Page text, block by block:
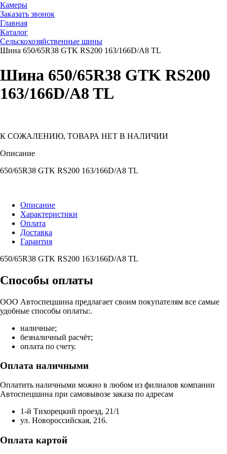
Камеры
Заказать звонок
Главная
Каталог
Сельскохозяйственные шины
Шина 650/65R38 GTK RS200 163/166D/A8 TL
Шина 650/65R38 GTK RS200
163/166D/A8 TL
К СОЖАЛЕНИЮ, ТОВАРА НЕТ В НАЛИЧИИ
Описание
650/65R38 GTK RS200 163/166D/A8 TL
Описание
Характеристики
Оплата
Доставка
Гарантия
650/65R38 GTK RS200 163/166D/A8 TL
Способы оплаты
ООО Автоспецшина предлагает своим покупателям все самые
удобные способы оплаты:.
наличные;
безналичный расчёт;
оплата по счету.
Оплата наличными
Оплатить наличными можно в любом из филиалов компании
Автоспецшина при самовывозе заказа по адресам
1-й Тихорецкий проезд, 21/1
ул. Новороссийская, 216.
Оплата картой